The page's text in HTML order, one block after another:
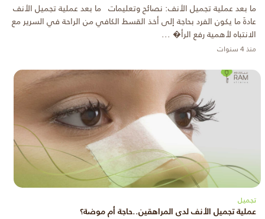
ما بعد عملية تجميل الأنف: نصائح وتعليمات ما بعد عملية تجميل الأنف
عادةً ما يكون الفرد بحاجة إلى أخذ القسط الكافي من الراحة في السرير مع
الانتباه لأهمية رفع الرأ� ...
منذ 4 سنوات
تجميل
عملية تجميل الأنف لدى المراهقين..حاجة أم موضة؟